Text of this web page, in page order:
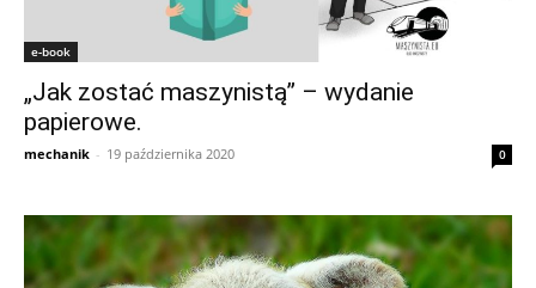
e-book
„Jak zostać maszynistą” – wydanie
papierowe.
mechanik - 19 października 2020 0